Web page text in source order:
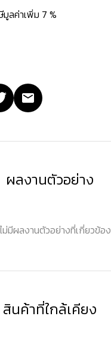
ลค่าเพิ่ม 7 %
ผลงานตัวอย่าง
ม่มีผลงานตัวอย่างที่เกี่ยวข้อง
สินค้าที่ใกล้เคียง